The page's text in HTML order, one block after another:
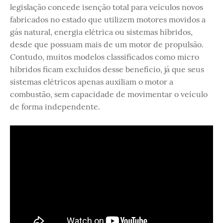
legislação concede isenção total para veículos novos
fabricados no estado que utilizem motores movidos a
gás natural, energia elétrica ou sistemas híbridos,
desde que possuam mais de um motor de propulsão.
Contudo, muitos modelos classificados como micro
híbridos ficam excluídos desse benefício, já que seus
sistemas elétricos apenas auxiliam o motor a
combustão, sem capacidade de movimentar o veículo
de forma independente.